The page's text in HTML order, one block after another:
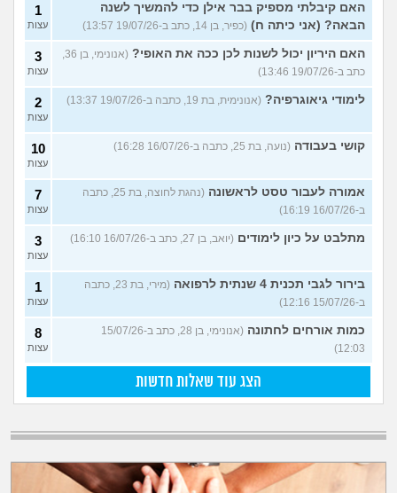
האם קיבלתי מספיק בבר אילן כדי להמשיך לשנה
הבאה? (אני כיתה ח) (כפיר, בן 14, כתב ב-19/07/26 13:57)
1
עצות
האם היריון יכול לשנות לכן ככה את האופי?
(אנונימי, בן 36,
כתב ב-19/07/26 13:46)
3
עצות
לימודי גיאוגרפיה? (אנונימית, בת 19, כתבה ב-19/07/26 13:37) 2
עצות
קושי בעבודה (נועה, בת 25, כתבה ב-16/07/26 16:28) 10
עצות
אמורה לעבור טסט לראשונה
(נהגת לחוצה, בת 25, כתבה
ב-16/07/26 16:19)
7
עצות
מתלבט על כיון לימודים (יואב, בן 27, כתב ב-16/07/26 16:10) 3
עצות
בירור לגבי תכנית 4 שנתית לרפואה
(מירי, בת 23, כתבה
ב-15/07/26 12:16)
1
עצות
כמות אורחים לחתונה
(אנונימי, בן 28, כתב ב-15/07/26
12:03)
8
עצות
הצג עוד שאלות חדשות